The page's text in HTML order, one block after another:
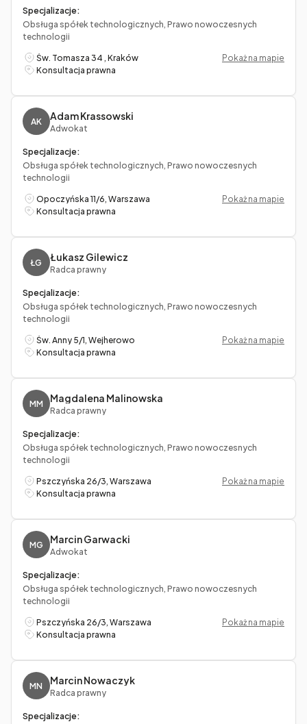
Specjalizacje:
Obsługa spółek technologicznych, Prawo nowoczesnych
technologii
Św. Tomasza 34 , Kraków
Pokaż na mapie
Konsultacja prawna
AK Adam Krassowski
Adwokat
Specjalizacje:
Obsługa spółek technologicznych, Prawo nowoczesnych
technologii
Opoczyńska 11/6, Warszawa
Pokaż na mapie
Konsultacja prawna
ŁG Łukasz Gilewicz
Radca prawny
Specjalizacje:
Obsługa spółek technologicznych, Prawo nowoczesnych
technologii
Św. Anny 5/1, Wejherowo
Pokaż na mapie
Konsultacja prawna
MM Magdalena Malinowska
Radca prawny
Specjalizacje:
Obsługa spółek technologicznych, Prawo nowoczesnych
technologii
Pszczyńska 26/3, Warszawa
Pokaż na mapie
Konsultacja prawna
MG Marcin Garwacki
Adwokat
Specjalizacje:
Obsługa spółek technologicznych, Prawo nowoczesnych
technologii
Pszczyńska 26/3, Warszawa
Pokaż na mapie
Konsultacja prawna
MN Marcin Nowaczyk
Radca prawny
Specjalizacje: